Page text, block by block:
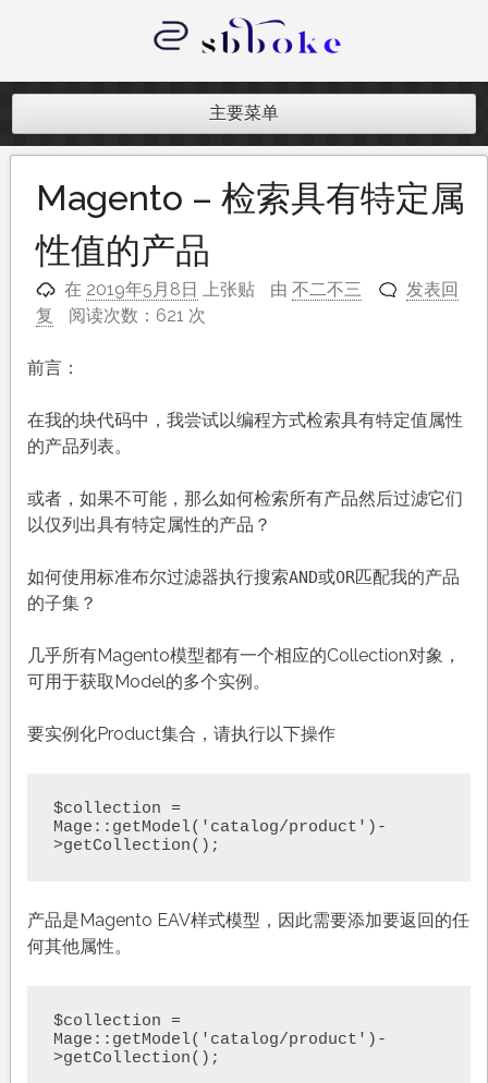
内
记录跨境电商独立站开发遇到的点点
主要菜单
Magento – 检索具有特定属
性值的产品
在 2019年5月8日 上张贴 由 不二不三
发表回
复
阅读次数：621 次
前言：
在我的块代码中，我尝试以编程方式检索具有特定值属性
的产品列表。
或者，如果不可能，那么如何检索所有产品然后过滤它们
以仅列出具有特定属性的产品？
如何使用标准布尔过滤器执行搜索AND或OR匹配我的产品
的子集？
几乎所有Magento模型都有一个相应的Collection对象，
可用于获取Model的多个实例。
要实例化Product集合，请执行以下操作
$collection =
Mage::getModel('catalog/product')-
>getCollection();
产品是Magento EAV样式模型，因此需要添加要返回的任
何其他属性。
$collection =
Mage::getModel('catalog/product')-
>getCollection();